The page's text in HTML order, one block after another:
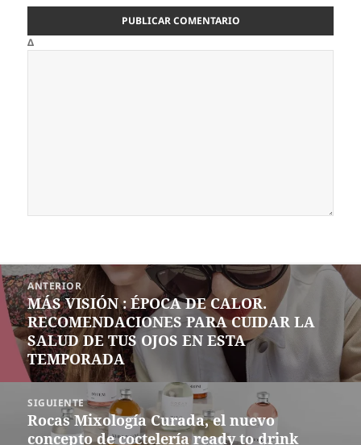
Δ
Navegación
de
entradas
ANTERIOR
Entrada
anterior:
MÁS VISIÓN : ÉPOCA DE CALOR.
RECOMENDACIONES PARA CUIDAR LA
SALUD DE TUS OJOS EN ESTA
TEMPORADA
SIGUIENTE
Siguiente
entrada:
Rocas Mixología Curada, el nuevo
concepto de coctelería ready to drink